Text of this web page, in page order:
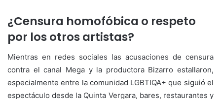
¿Censura homofóbica o respeto
por los otros artistas?
Mientras en redes sociales las acusaciones de censura
contra el canal Mega y la productora Bizarro estallaron,
especialmente entre la comunidad LGBTIQA+ que siguió el
espectáculo desde la Quinta Vergara, bares, restaurantes y